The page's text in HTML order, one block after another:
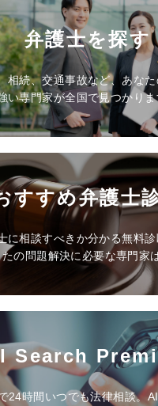
弁護士を探す
相続、交通事故など、あな
い専門家が全国で見つかり
すすめ弁護士
に相談すべきか分かる無料
たの問題解決に必要な専門家
Search
24時間いつでも法律相談。